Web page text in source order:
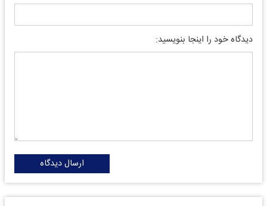
دیدگاه خود را اینجا بنویسید:
ارسال دیدگاه